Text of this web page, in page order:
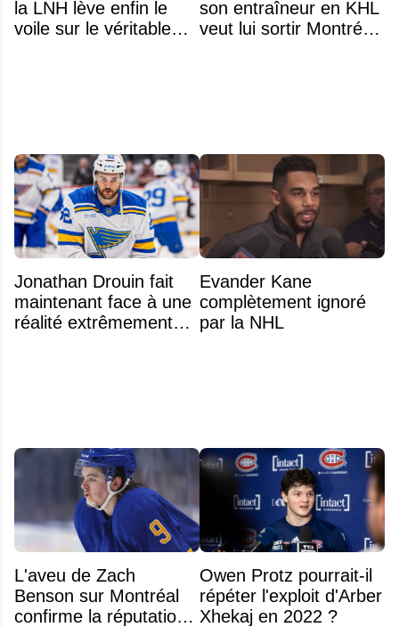
la LNH lève enfin le
voile sur le véritable
son entraîneur en KHL
veut lui sortir Montréal
Jonathan Drouin fait
maintenant face à une
réalité extrêmement
Evander Kane
complètement ignoré
par la NHL
L'aveu de Zach
Benson sur Montréal
confirme la réputation
Owen Protz pourrait-il
répéter l'exploit d'Arber
Xhekaj en 2022 ?